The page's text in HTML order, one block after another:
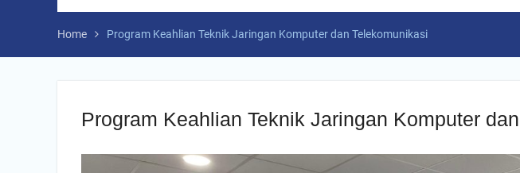
Home Program Keahlian Teknik Jaringan Komputer dan Telekomunikasi
Program Keahlian Teknik Jaringan Komputer